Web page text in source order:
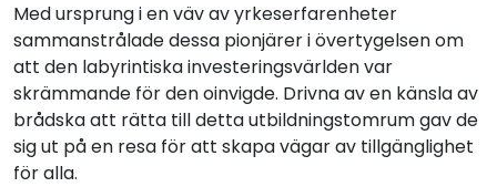
Med ursprung i en väv av yrkeserfarenheter
sammanstrålade dessa pionjärer i övertygelsen om
att den labyrintiska investeringsvärlden var
skrämmande för den oinvigde. Drivna av en känsla av
brådska att rätta till detta utbildningstomrum gav de
sig ut på en resa för att skapa vägar av tillgänglighet
för alla.